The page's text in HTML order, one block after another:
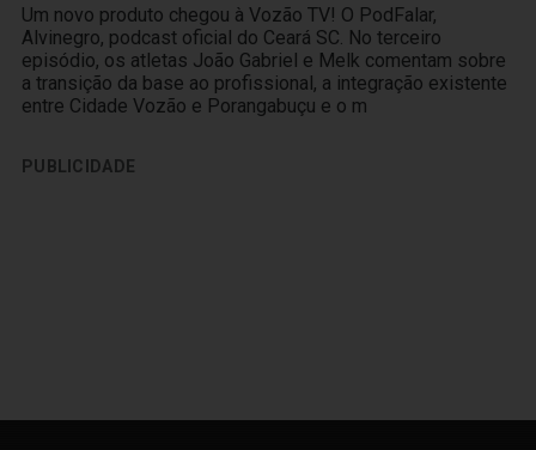
Um novo produto chegou à Vozão TV! O PodFalar,
Alvinegro, podcast oficial do Ceará SC. No terceiro
episódio, os atletas João Gabriel e Melk comentam sobre
a transição da base ao profissional, a integração existente
entre Cidade Vozão e Porangabuçu e o m
PUBLICIDADE